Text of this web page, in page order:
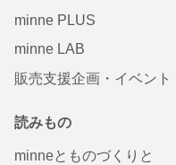
minne PLUS
minne LAB
販売支援企画・イベント
読みもの
minneとものづくりと